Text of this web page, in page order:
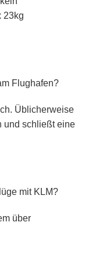
23kg
Flughafen?
Üblicherweise
und schließt eine
mit KLM?
über